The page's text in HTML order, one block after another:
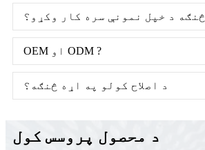
څنګه د خپل نمونې سره کار وکړو؟
OEM او ODM ?
د اصلاح کولو په اړه څنګه؟
د محصول پروسس کول